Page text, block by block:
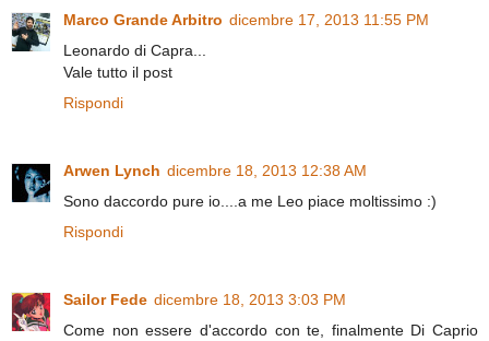
Marco Grande Arbitro dicembre 17, 2013 11:55 PM
Leonardo di Capra...
Vale tutto il post
Rispondi
Arwen Lynch dicembre 18, 2013 12:38 AM
Sono daccordo pure io....a me Leo piace moltissimo :)
Rispondi
Sailor Fede dicembre 18, 2013 3:03 PM
Come non essere d'accordo con te, finalmente Di Caprio